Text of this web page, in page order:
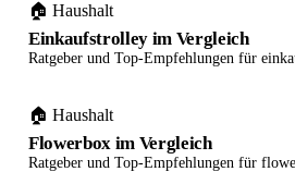
🏠 Haushalt
Einkaufstrolley im Vergleich
Ratgeber und Top-Empfehlungen für
🏠 Haushalt
Flowerbox im Vergleich
Ratgeber und Top-Empfehlungen für